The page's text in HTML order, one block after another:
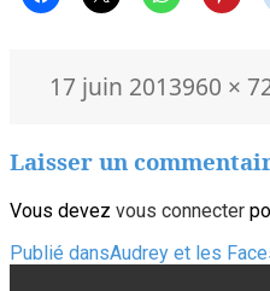
Publié
17 juin 2013Taille
960 ×
Laisser un
Vous devez vous connecter
Navigation
Publié dansAudrey et les